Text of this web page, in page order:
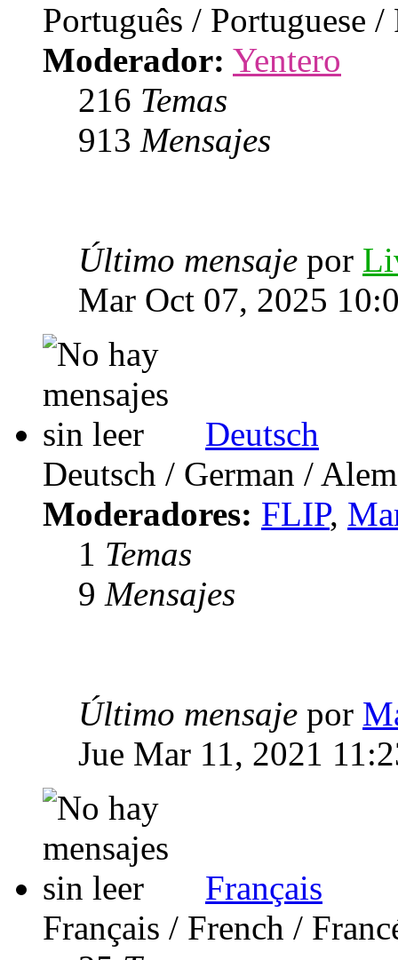
Português / Portuguese /
Moderador: Yentero
216 Temas
913 Mensajes
Último mensaje por
Mar Oct 07, 2025
Deutsch
Deutsch / German /
Moderadores: FLIP,
1 Temas
9 Mensajes
Último mensaje por
Jue Mar 11, 2021
Français
Français / French /